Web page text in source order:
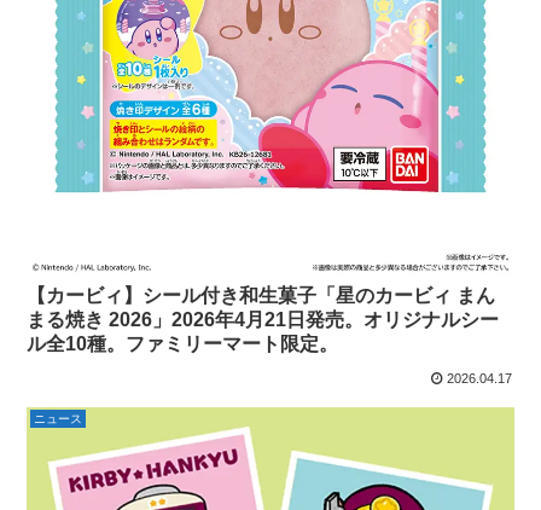
【カービィ】シール付き和生菓子「星のカービィ まん
まる焼き 2026」2026年4月21日発売。オリジナルシー
ル全10種。ファミリーマート限定。
2026.04.17
ニュース